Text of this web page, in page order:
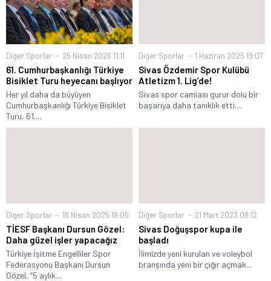
Diğer Sporlar 25 Nisan 2026 11:11
61. Cumhurbaşkanlığı Türkiye
Bisiklet Turu heyecanı başlıyor
Her yıl daha da büyüyen
Cumhurbaşkanlığı Türkiye Bisiklet
Turu, 61....
Diğer Sporlar 1 Haziran 2025 19:07
Sivas Özdemir Spor Kulübü
Atletizm 1. Lig’de!
Sivas spor camiası gurur dolu bir
başarıya daha tanıklık etti....
Diğer Sporlar 16 Nisan 2025 19:05
TİESF Başkanı Dursun Gözel:
Daha güzel işler yapacağız
Türkiye İşitme Engelliler Spor
Federasyonu Başkanı Dursun
Gözel, “5 aylık...
Diğer Sporlar 21 Mart 2023 08:12
Sivas Doğuşspor kupa ile
başladı
İlimizde yeni kurulan ve voleybol
branşında yeni bir çığır açmak...